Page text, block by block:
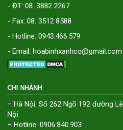
- ĐT: 08. 3882 2267
- Fax: 08. 3512 8588
- Hotline: 0943.466.579
- Email: hoabinhxanhco@gmail.com
CHI NHÁNH
– Hà Nội: Số 262 Ngõ 192 đường
Nội
– Hotline: 0906.840.903